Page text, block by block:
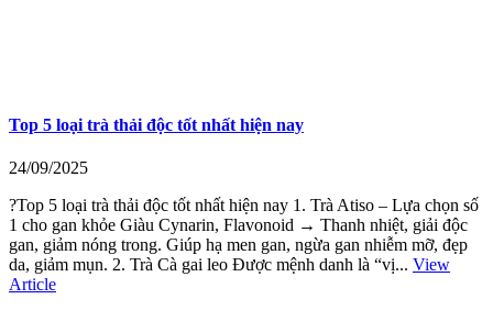
Top 5 loại trà thải độc tốt nhất hiện nay
24/09/2025
?Top 5 loại trà thải độc tốt nhất hiện nay 1. Trà Atiso – Lựa chọn số
1 cho gan khỏe Giàu Cynarin, Flavonoid → Thanh nhiệt, giải độc
gan, giảm nóng trong. Giúp hạ men gan, ngừa gan nhiễm mỡ, đẹp
da, giảm mụn. 2. Trà Cà gai leo Được mệnh danh là “vị... View
Article